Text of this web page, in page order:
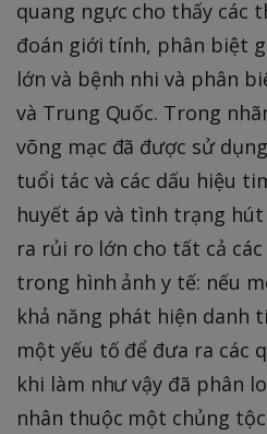
quang ngực cho thấy các
đoán giới tính, phân biệt
lớn và bệnh nhi và phân
và Trung Quốc. Trong
võng mạc đã được sử
tuổi tác và các dấu hiệu
huyết áp và tình trạng
ra rủi ro lớn cho tất cả
trong hình ảnh y tế: nếu
khả năng phát hiện danh
một yếu tố để đưa ra các
khi làm như vậy đã phân
nhân thuộc một chủng